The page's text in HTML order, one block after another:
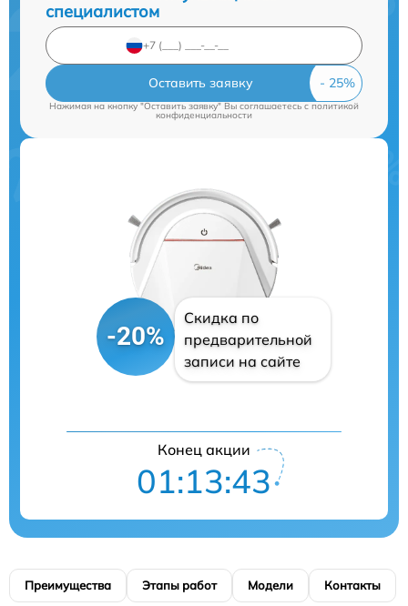
специалистом
Оставить заявку
Нажимая на кнопку "Оставить заявку" Вы соглашаетесь cполитикой
конфиденциальности
-20%
Скидка по
предварительной
записи на сайте
Конец акции
01:13:42
Преимущества Этапы работ Модели Контакты